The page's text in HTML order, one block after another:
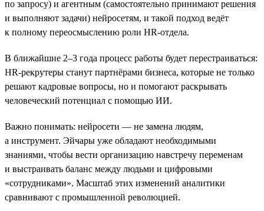
по запросу) и агентным (самостоятельно принимают решения
и выполняют задачи) нейросетям, и такой подход ведёт
к полному переосмыслению роли HR-отдела.
В ближайшие 2–3 года процесс работы будет перестраиваться:
HR-рекрутеры станут партнёрами бизнеса, которые не только
решают кадровые вопросы, но и помогают раскрывать
человеческий потенциал с помощью ИИ.
Важно понимать: нейросети — не замена людям,
а инструмент. Эйчары уже обладают необходимыми
знаниями, чтобы вести организацию навстречу переменам
и выстраивать баланс между людьми и цифровыми
«сотрудниками». Масштаб этих изменений аналитики
сравнивают с промышленной революцией.